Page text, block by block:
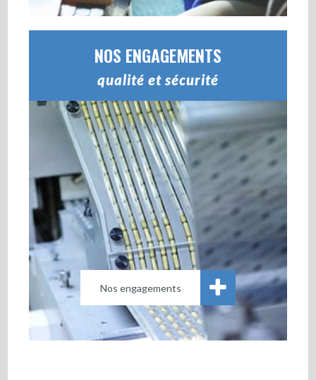
NOS ENGAGEMENTS
qualité et sécurité
Nos engagements